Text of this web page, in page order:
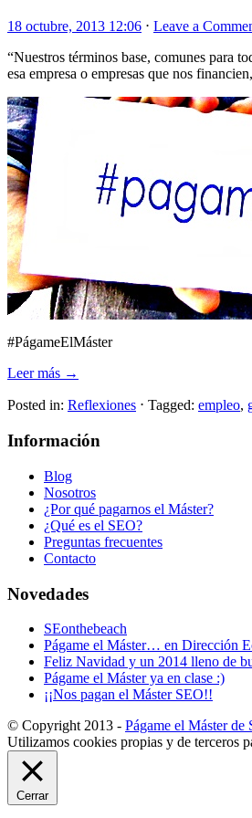
18 octubre, 2013 12:06 ⋅ Leave a
“Nuestros términos base, comunes para
esa empresa o empresas que nos financien,
#PágameElMáster
Leer más →
Posted in: Reflexiones ⋅ Tagged: empleo,
Información
Blog
Nosotros
¿Por qué pagarnos el Máster?
¿Qué es el SEO?
Preguntas frecuentes
Contacto
Novedades
SEonthebeach
Págame el Máster… en Dirección
Feliz Navidad y un 2014 lleno de
Págame el Máster ya en clase :)
¡¡Nos pagan el Máster SEO!!
© Copyright 2013 - Págame el Máster de
Utilizamos cookies propias y de terceros
Cerrar